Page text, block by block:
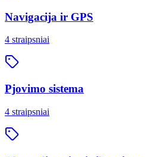
Navigacija ir GPS
4 straipsniai
Pjovimo sistema
4 straipsniai